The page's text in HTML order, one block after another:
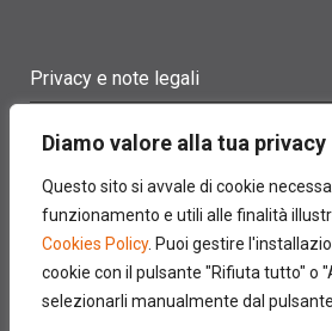
Diamo valore alla tua privacy
Questo sito si avvale di cookie
funzionamento e utili alle finalità
Cookies Policy. Puoi gestire
cookie con il pulsante "Rifiuta tutto" o
selezionarli manualmente dal
Privacy e note legali
Cookie policy
Contatti